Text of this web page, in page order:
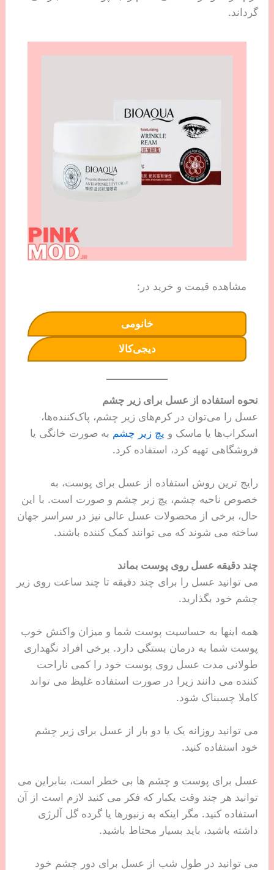
گرداند.
مشاهده قیمت و خرید در:
خانومی
دیجی‌کالا
نحوه استفاده از عسل برای زیر چشم
عسل را می‌توان در کرم‌های زیر چشم، پاک‌کننده‌ها،
اسکراب‌ها یا ماسک‌ و پچ زیر چشم به صورت خانگی یا
فروشگاهی تهیه کرد، استفاده کرد.
رایج ترین روش استفاده از عسل برای پوست، به
خصوص ناحیه چشم، پچ زیر چشم و صورت است. با این
حال، برخی از محصولات عسل عالی نیز در سراسر جهان
ساخته می شوند که می توانند کمک کننده باشند.
چند دقیقه عسل روی پوست بماند
می توانید عسل را برای چند دقیقه تا چند ساعت روی زیر
چشم خود بگذارید.
همه اینها به حساسیت پوست شما و میزان واکنش خوب
پوست شما به درمان بستگی دارد. برخی افراد نگهداری
طولانی مدت عسل روی پوست خود را کمی ناراحت
کننده می دانند زیرا در صورت استفاده غلیظ می تواند
کاملا چسبناک شود.
می توانید روزانه یک یا دو بار از عسل برای زیر چشم
خود استفاده کنید.
عسل برای پوست و چشم ها بی خطر است، بنابراین می
توانید هر چند وقت یکبار که فکر می کنید لازم است از آن
استفاده کنید. مگر اینکه به زنبورها یا گرده گل آلرژی
داشته باشید، باید بسیار محتاط باشید.
می توانید در طول شب از عسل برای دور چشم خود